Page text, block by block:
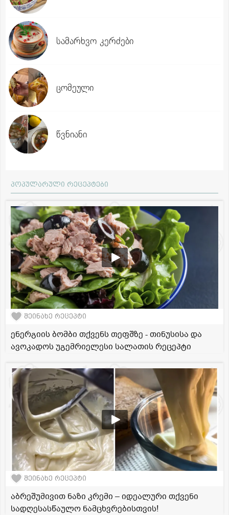
სამარხვო კერძები
ცომეული
წვნიანი
პოპულარული რეცეპტები
შეინახე რეცეპტი
ენერგიის ბომბი თქვენს თეფშზე - თინუსისა და
ავოკადოს უგემრიელესი სალათის რეცეპტი
შეინახე რეცეპტი
აბრეშუმივით ნაზი კრემი – იდეალური თქვენი
სადღესასწაულო ნამცხვრებისთვის!